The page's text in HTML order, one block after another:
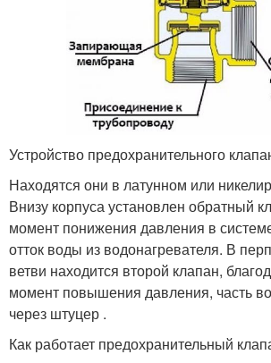
Устройство предохранительного
Находятся они в латунном или
Внизу корпуса установлен обратный
момент понижения давления в
отток воды из водонагревателя. В
ветви находится второй клапан,
момент повышения давления, часть
через штуцер .
Как работает предохранительный